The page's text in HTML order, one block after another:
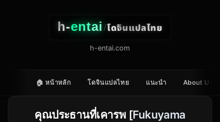
h-entai/โดจินแปลไทย
h-entai.com
🏠 หน้าหลัก โดจินแปลไทย แนะนำ About Us
คุณประธานที่เคารพ [Fukuyama